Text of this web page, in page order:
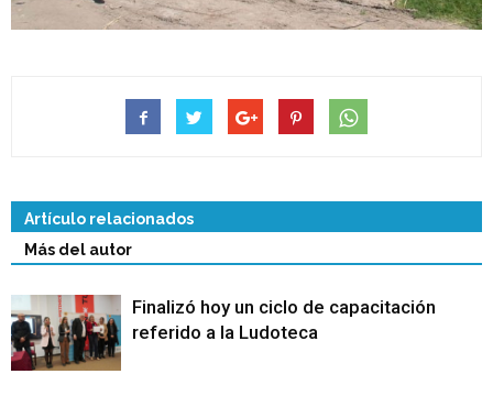
Artículo relacionados
Más del autor
Finalizó hoy un ciclo de capacitación
referido a la Ludoteca